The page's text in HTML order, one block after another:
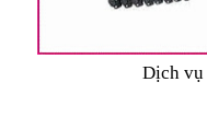
Dịch vụ